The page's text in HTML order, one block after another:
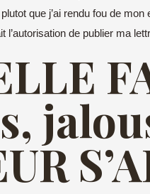
que j’ai rendu fou de
l’autorisation de publier ma